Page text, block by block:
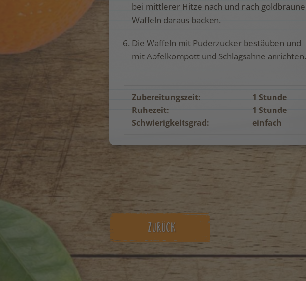
bei mittlerer Hitze nach und nach goldbraune
Waffeln daraus backen.
Die Waffeln mit Puderzucker bestäuben und
mit Apfelkompott und Schlagsahne anrichten.
Zubereitungszeit:
Ruhezeit:
Schwierigkeitsgrad:
1 Stunde
1 Stunde
einfach
ZURÜCK